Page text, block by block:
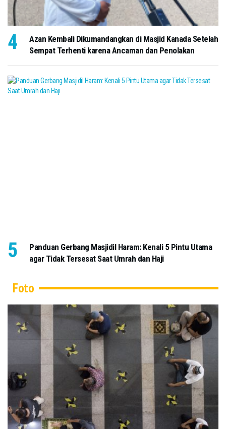
Azan Kembali Dikumandangkan di Masjid Kanada Setelah
Sempat Terhenti karena Ancaman dan Penolakan
Panduan Gerbang Masjidil Haram: Kenali 5 Pintu Utama
agar Tidak Tersesat Saat Umrah dan Haji
Foto